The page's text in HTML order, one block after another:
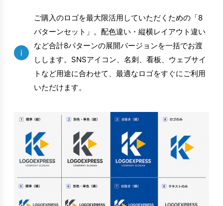
i
ご購入のロゴを最大限活用していただくための「8
パターンセット」。配色違い・縦横レイアウト違い
など合計8パターンの展開バージョンを一括でお渡
しします。SNSアイコン、名刺、看板、ウェブサイ
トなど用途に合わせて、最適なロゴをすぐにご利用
いただけます。